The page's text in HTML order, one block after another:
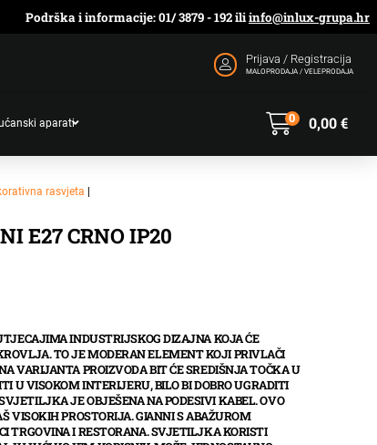
Podrška i informacije: 01/ 3879 - 192 iliinfo@inlux-grupa.hr
Prijava / Registracija
MALOPRODAJA / VELEPRODAJA
aparati 0,00€
0
rasvjeta |
E27 CRNO IP20
INDUSTRIJSKOG DIZAJNA KOJA ĆE
TO JE MODERAN ELEMENT KOJI PRIVLAČI
VARIJANTA PROIZVODA BIT ĆE SREDIŠNJA TOČKA U
U VISOKOM INTERIJERU, BILO BI DOBRO UGRADITI
JE OBJEŠENA NA PODESIVI KABEL. OVO
VISOKIH PROSTORIJA. GIANNI S ABAŽUROM
TRGOVINA I RESTORANA. SVJETILJKA KORISTI